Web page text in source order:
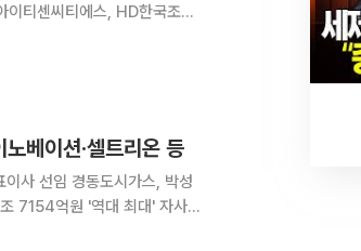
티센씨티에스, HD한국조선
베이션·셀트리온 등